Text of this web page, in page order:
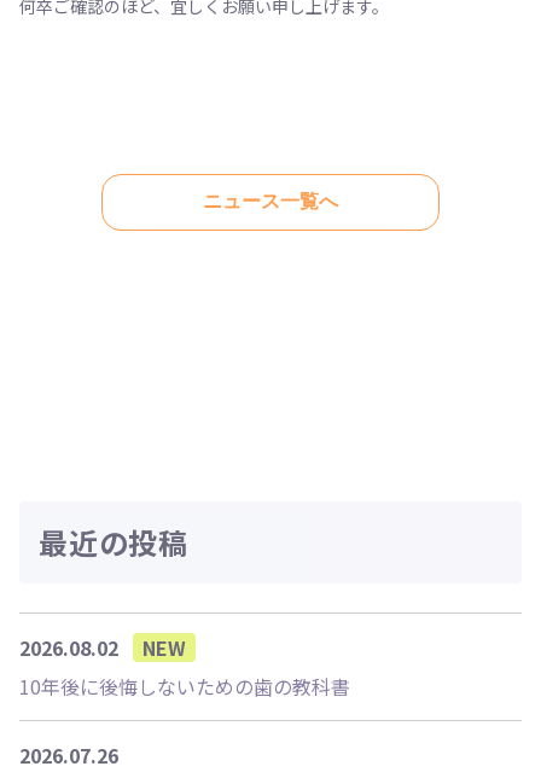
何卒ご確認のほど、宜しくお願い申し上げます。
ニュース一覧へ
最近の投稿
2026.08.02
NEW
10年後に後悔しないための歯の教科書
2026.07.26